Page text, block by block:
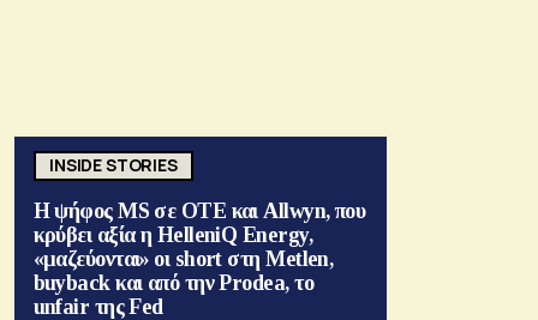
INSIDE STORIES
Η ψήφος MS σε ΟΤΕ και Allwyn, που
κρύβει αξία η HelleniQ Energy,
«μαζεύονται» οι short στη Metlen,
buyback και από την Prodea, το
unfair της Fed